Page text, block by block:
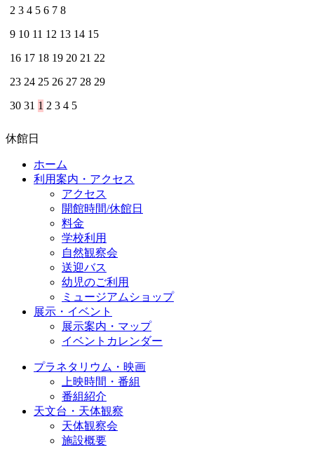
2 3 4 5 6 7 8
9 10 11 12 13 14 15
16 17 18 19 20 21 22
23 24 25 26 27 28 29
30 31 1 2 3 4 5
休館日
ホーム
利用案内・アクセス
アクセス
開館時間/休館日
料金
学校利用
自然観察会
送迎バス
幼児のご利用
ミュージアムショップ
展示・イベント
展示案内・マップ
イベントカレンダー
プラネタリウム・映画
上映時間・番組
番組紹介
天文台・天体観察
天体観察会
施設概要